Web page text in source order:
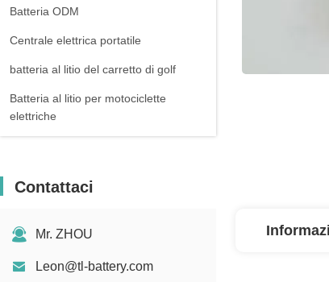
Batteria ODM
Centrale elettrica portatile
batteria al litio del carretto di golf
Batteria al litio per motociclette
elettriche
Contattaci
Mr. ZHOU
Leon@tl-battery.com